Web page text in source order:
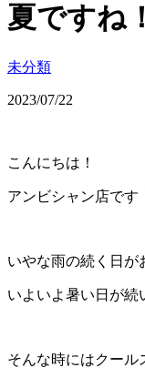
夏ですね
未分類
2023/07/22
こんにちは！
アンビシャン店です
いやな雨の続く日が
いよいよ暑い日が続
そんな時にはクール